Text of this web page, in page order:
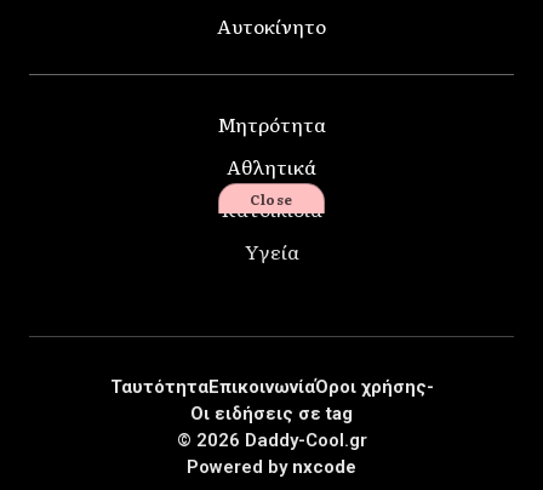
Αυτοκίνητο
Μητρότητα
Αθλητικά
Κατοικίδια
Υγεία
© 2026 Daddy-Cool.gr
ΤαυτότηταΕπικοινωνίαΌροι χρήσης-
Οι ειδήσεις σε tag
Powered by nxcode
Close